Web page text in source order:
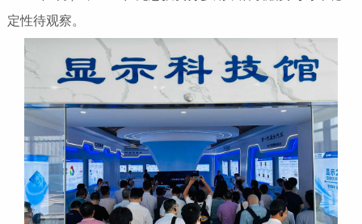
定性待观察。‌‌